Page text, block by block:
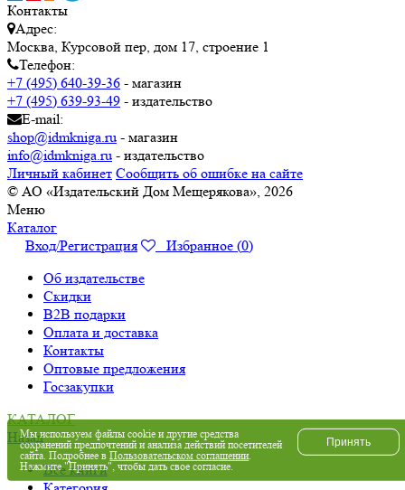
Контакты
Адрес:
Москва, Курсовой пер, дом 17, строение 1
Телефон:
+7 (495) 640-39-36 - магазин
+7 (495) 639-93-49 - издательство
E-mail:
shop@idmkniga.ru - магазин
info@idmkniga.ru - издательство
Личный кабинет Сообщить об ошибке на сайте
© АО «Издательский Дом Мещерякова», 2026
Меню
Каталог
Вход/Регистрация
Избранное (0)
Об издательстве
Скидки
B2B подарки
Оплата и доставка
Контакты
Оптовые предложения
Госзакупки
КАТАЛОГ
Назад
Все книги
Мы используем файлы cookie и другие средства
сохранений предпочтений и анализа действий посетителей
сайта. Подробнее вПользовательском соглашении.
Нажмите "Принять", чтобы дать свое согласие.
Принять